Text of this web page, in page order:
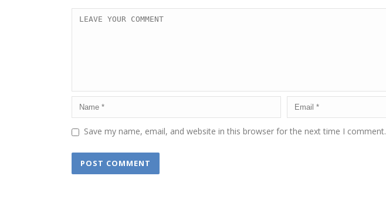
Save my name, email, and website in this browser for the next time I comment.